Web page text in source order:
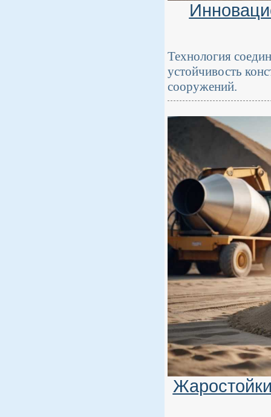
Технология
устойчивость
сооружений.